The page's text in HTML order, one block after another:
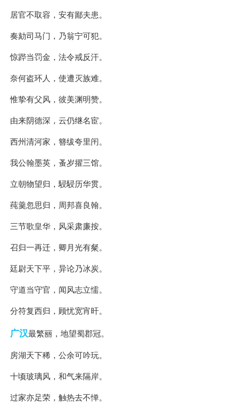
居官不取容，安有鄙夫患。
奏劾司马门，乃翁宁可犯。
惊跸当罚金，法令戒反汗。
奈何盗环人，使遭灭族难。
惟挚有父风，彼美渊明赞。
由来阴德深，云仍继名宦。
西州清河家，簪绂夸里闬。
我公翰墨英，蚤岁擢三馆。
立朝物望归，駸駸历华贯。
莼羹忽思归，周邦喜良翰。
三节歌皇华，风采肃廉按。
召归一再迁，卿月光有粲。
廷尉天下平，异论乃冰炭。
守道当守官，闻风志立懦。
分符复西归，顾忧宽宵旰。
广汉最繁丽，地望蜀郡冠。
房湖天下稀，公余可吟玩。
十顷玻璃风，和气来隔岸。
过家亦足荣，触热去不惮。